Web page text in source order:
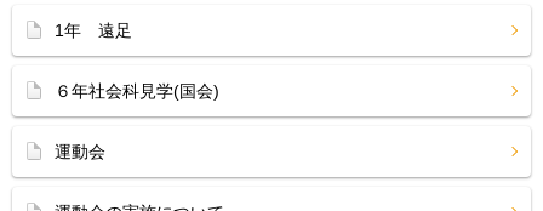
1年 遠足
６年社会科見学(国会)
運動会